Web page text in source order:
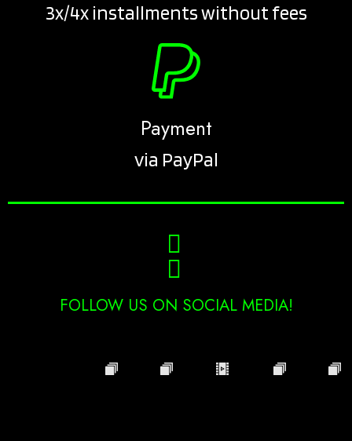
3x/4x installments without fees
Payment
via PayPal
FOLLOW US ON SOCIAL MEDIA!